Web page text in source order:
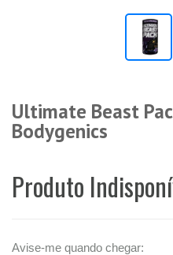
Ultimate Beast
Bodygenics
Produto
Avise-me quando chegar: